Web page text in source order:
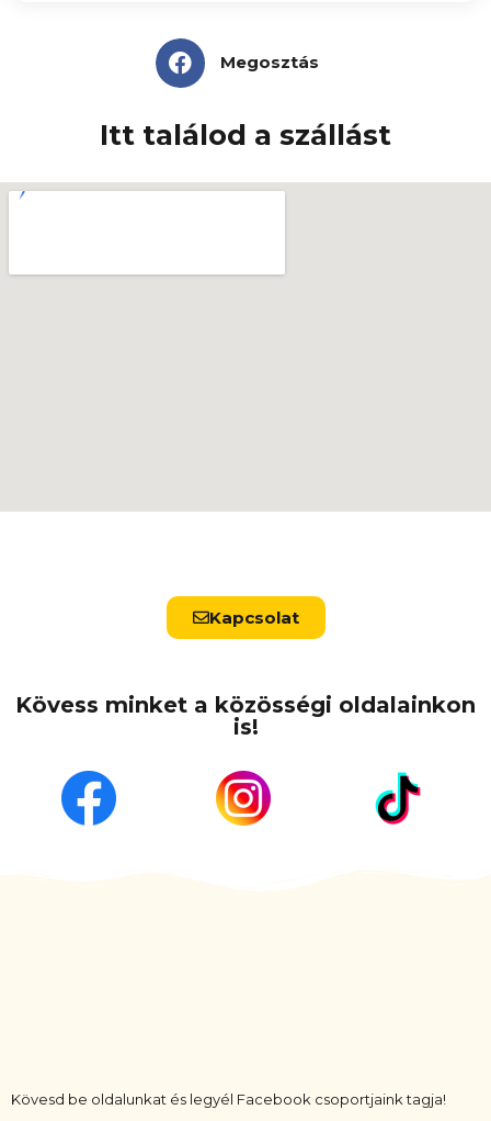
Megosztás
Itt találod a szállást
Kapcsolat
Kövess minket a közösségi oldalainkon
is!
Kövesd be oldalunkat és legyél Facebook csoportjaink tagja!